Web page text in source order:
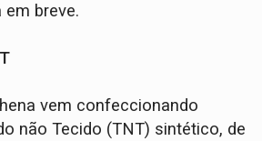
em breve.
vem confeccionando
não Tecido (TNT) sintético, de